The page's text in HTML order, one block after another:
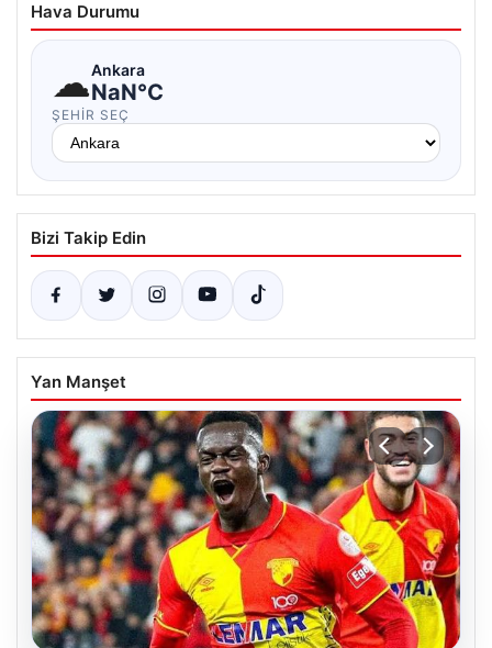
Hava Durumu
☁Ankara
NaN°C
ŞEHIR SEÇ
Bizi Takip Edin
Yan Manşet